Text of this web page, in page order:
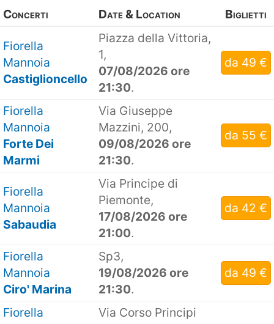
Concerti Date & Location Biglietti
Fiorella
Mannoia
Castiglioncello
Piazza della Vittoria,
1,
07/08/2026 ore
21:30.
da 49 €
Fiorella
Mannoia
Forte Dei
Marmi
Via Giuseppe
Mazzini, 200,
09/08/2026 ore
21:30.
da 55 €
Fiorella
Mannoia
Sabaudia
Via Principe di
Piemonte,
17/08/2026 ore
21:00.
da 42 €
Fiorella
Mannoia
Ciro' Marina
Sp3,
19/08/2026 ore
21:30.
da 49 €
Fiorella
Via Corso Principi